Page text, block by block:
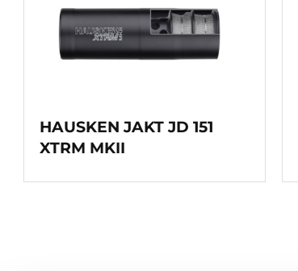
HAUSKEN JAKT JD 151
XTRM MKII